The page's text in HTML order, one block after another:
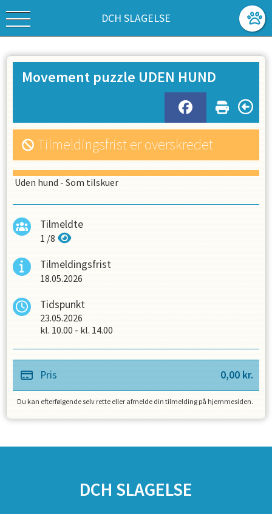
DCH SLAGELSE
Movement puzzle UDEN HUND
Tilmeldingsfrist er overskredet
Uden hund - Som tilskuer
Tilmeldte
1 /8
Tilmeldingsfrist
18.05.2026
Tidspunkt
23.05.2026
kl. 10.00 - kl. 14.00
Pris 0,00 kr.
Du kan efterfølgende selv rette eller afmelde din tilmelding på hjemmesiden.
DCH SLAGELSE